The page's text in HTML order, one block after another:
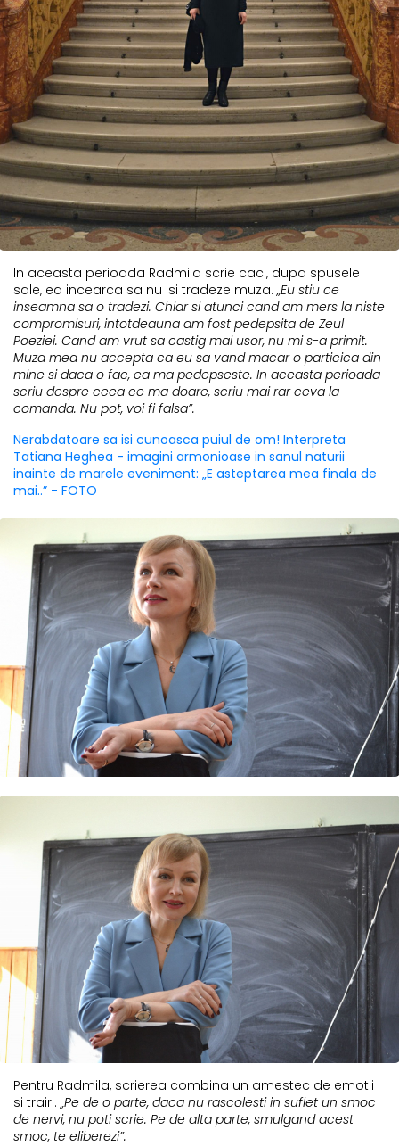
In aceasta perioada Radmila scrie caci, dupa spusele
sale, ea incearca sa nu isi tradeze muza.„Eu stiu ce
inseamna sa o tradezi. Chiar si atunci cand am mers la niste
compromisuri, intotdeauna am fost pedepsita de Zeul
Poeziei. Cand am vrut sa castig mai usor, nu mi s-a primit.
Muza mea nu accepta ca eu sa vand macar o particica din
mine si daca o fac, ea ma pedepseste. In aceasta perioada
scriu despre ceea ce ma doare, scriu mai rar ceva la
comanda. Nu pot, voi fi falsa”.
Nerabdatoare sa isi cunoasca puiul de om! Interpreta
Tatiana Heghea - imagini armonioase in sanul naturii
inainte de marele eveniment: „E asteptarea mea finala de
mai..” - FOTO
Pentru Radmila, scrierea combina un amestec de emotii
si trairi. „Pe de o parte, daca nu rascolesti in suflet un smoc
de nervi, nu poti scrie. Pe de alta parte, smulgand acest
smoc, te eliberezi”.